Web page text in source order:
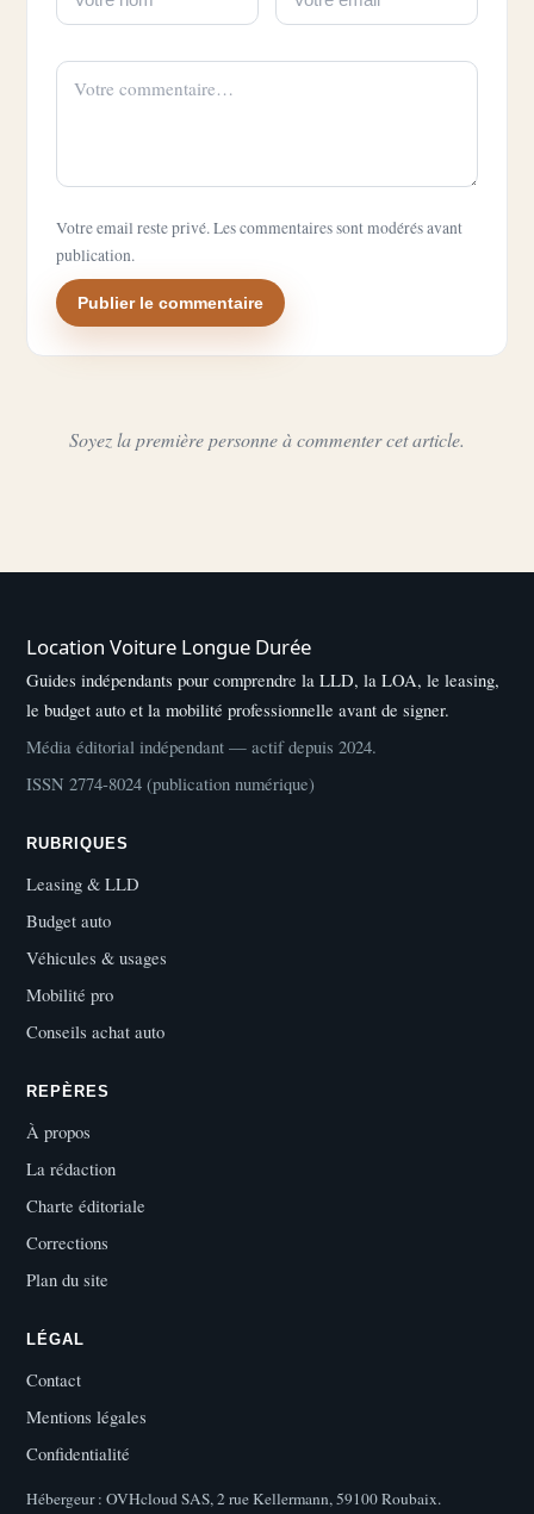
Votre email reste privé. Les commentaires sont modérés avant
publication.
Publier le commentaire
Soyez la première personne à commenter cet article.
Location Voiture Longue Durée
Guides indépendants pour comprendre la LLD, la LOA, le leasing,
le budget auto et la mobilité professionnelle avant de signer.
Média éditorial indépendant — actif depuis 2024.
ISSN 2774-8024 (publication numérique)
RUBRIQUES
Leasing & LLD
Budget auto
Véhicules & usages
Mobilité pro
Conseils achat auto
REPÈRES
À propos
La rédaction
Charte éditoriale
Corrections
Plan du site
LÉGAL
Contact
Mentions légales
Confidentialité
Hébergeur : OVHcloud SAS, 2 rue Kellermann, 59100 Roubaix.